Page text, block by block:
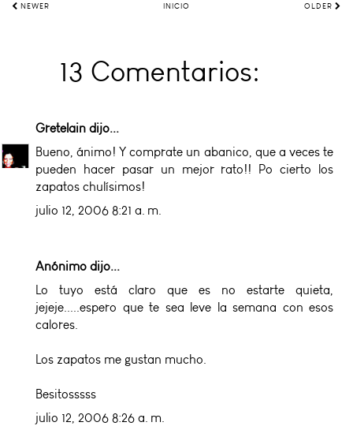
NEWER INICIO OLDER
13 Comentarios:
Gretelain dijo...
Bueno, ánimo! Y comprate un abanico, que a veces te
pueden hacer pasar un mejor rato!! Po cierto los
zapatos chulísimos!
julio 12, 2006 8:21 a. m.
Anónimo dijo...
Lo tuyo está claro que es no estarte quieta,
jejeje.....espero que te sea leve la semana con esos
calores.
Los zapatos me gustan mucho.
Besitosssss
julio 12, 2006 8:26 a. m.